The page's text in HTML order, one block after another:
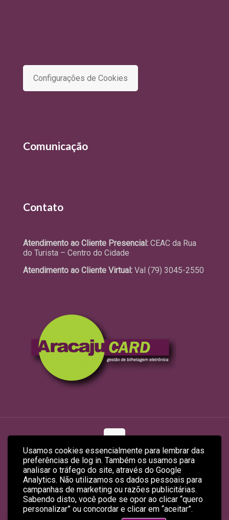
Usamos cookies essencialmente para lembrar das
preferências de log in. Também os usamos para
analisar o tráfego do site, através do Google
Analytics. Não utilizamos os dados pessoais para
campanhas de marketing ou razões publicitárias.
Sabendo disto, você pode se opor ao clicar “quero
personalizar” ou concordar e clicar em “aceitar”.
Configurações de Cookies
Comunicação
Contato
Atendimento ao Cliente Presencial: CEAC da Rua
do Turista – Centro do Cidade
Atendimento ao Cliente Virtual: Val (79) 3045-2550
© 2026 ARACAJUCARD LTDA
Site Produzido porEmpreendex.com&Baruk Soft